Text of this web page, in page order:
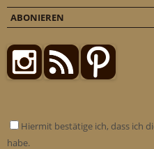
ABONIEREN
Hiermit bestätige ich, dass ich
habe.